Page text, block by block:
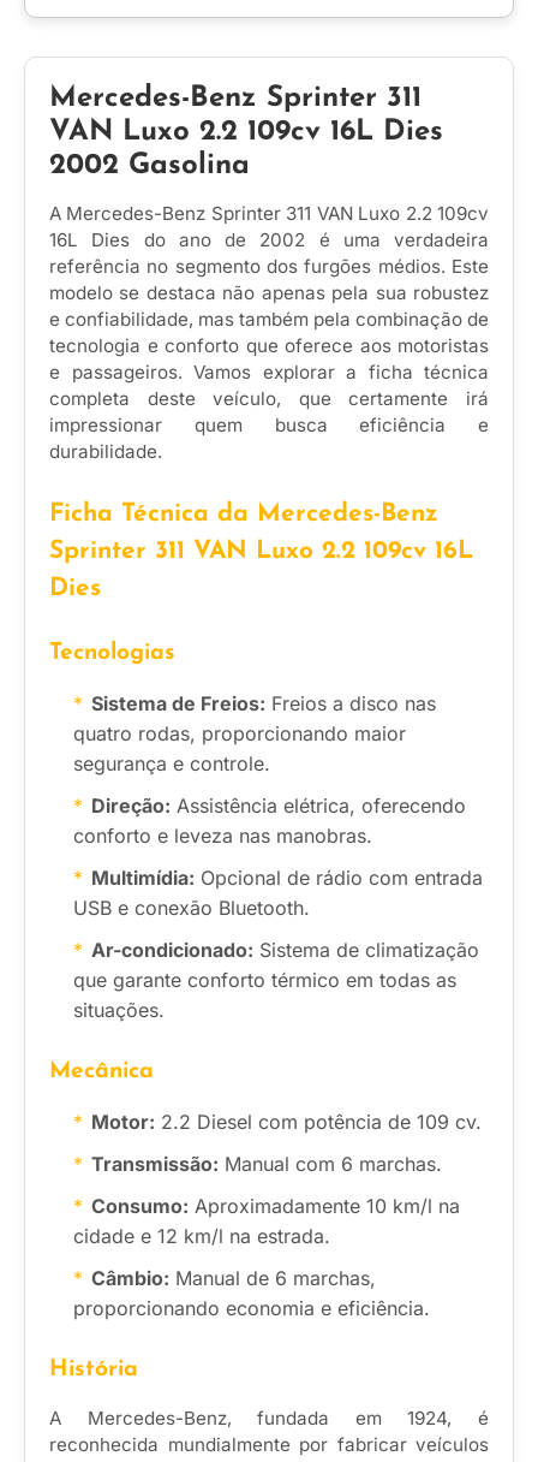
Mercedes-Benz Sprinter 311
VAN Luxo 2.2 109cv 16L Dies
2002 Gasolina
A Mercedes-Benz Sprinter 311 VAN Luxo 2.2 109cv
16L Dies do ano de 2002 é uma verdadeira
referência no segmento dos furgões médios. Este
modelo se destaca não apenas pela sua robustez
e confiabilidade, mas também pela combinação de
tecnologia e conforto que oferece aos motoristas
e passageiros. Vamos explorar a ficha técnica
completa deste veículo, que certamente irá
impressionar quem busca eficiência e
durabilidade.
Ficha Técnica da Mercedes-Benz
Sprinter 311 VAN Luxo 2.2 109cv 16L
Dies
Tecnologias
Sistema de Freios: Freios a disco nas
quatro rodas, proporcionando maior
segurança e controle.
Direção: Assistência elétrica, oferecendo
conforto e leveza nas manobras.
Multimídia: Opcional de rádio com entrada
USB e conexão Bluetooth.
Ar-condicionado: Sistema de climatização
que garante conforto térmico em todas as
situações.
Mecânica
Motor: 2.2 Diesel com potência de 109 cv.
Transmissão: Manual com 6 marchas.
Consumo: Aproximadamente 10 km/l na
cidade e 12 km/l na estrada.
Câmbio: Manual de 6 marchas,
proporcionando economia e eficiência.
História
A Mercedes-Benz, fundada em 1924, é
reconhecida mundialmente por fabricar veículos